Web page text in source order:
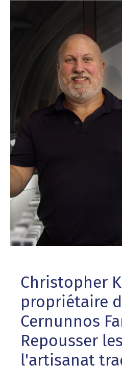
Christopher
propriétaire
Cernunnos
Repousser
l'artisanat